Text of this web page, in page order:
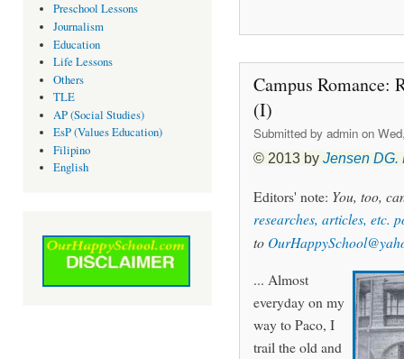
Preschool Lessons
Journalism
Education
Life Lessons
Others
TLE
AP (Social Studies)
EsP (Values Education)
Filipino
English
Campus Romance:
(I)
Submitted by admin on
© 2013 by Jensen DG.
Editors' note: You, too,
researches, articles, etc.
to
... Almost
everyday on my
way to Paco, I
trail the old and